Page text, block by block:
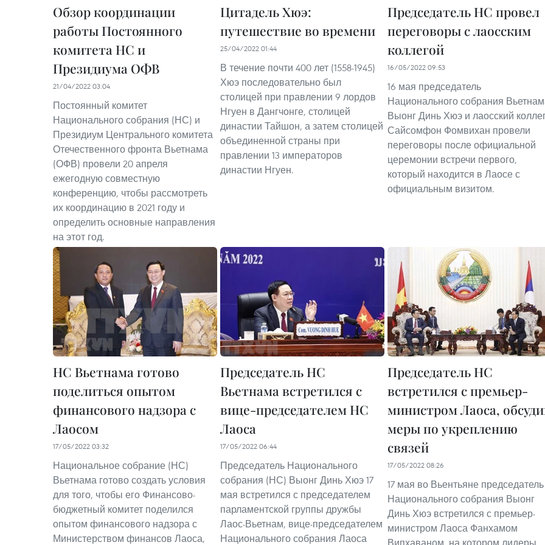
Обзор координации
работы Постоянного
комитета НС и
Президиума ОФВ
21/04/2022 03:04
Постоянный комитет
Национального собрания (НС) и
Президиум Центрального комитета
Отечественного фронта Вьетнама
(ОФВ) провели 20 апреля
ежегодную совместную
конференцию, чтобы рассмотреть
их координацию в 2021 году и
определить основные направления
на этот год.
Цитадель Хюэ:
путешествие во времени
25/04/2022 01:44
В течение почти 400 лет (1558-1945)
Хюэ последовательно был
столицей при правлении 9 лордов
Нгуен в Дангчонге, столицей
династии Тайшон, а затем столицей
объединенной страны при
правлении 13 императоров
династии Нгуен.
Председатель НС провел
переговоры с лаосским
коллегой
16/05/2022 09:53
16 мая председатель
Национального собрания
Выонг Динь Хюэ и лаосский
Сайсомфон Фомвихан провели
переговоры после официальной
церемонии встречи первого,
который находится в Лаосе с
официальным визитом.
НС Вьетнама готово
поделиться опытом
финансового надзора с
Лаосом
17/05/2022 03:32
Национальное собрание (НС)
Вьетнама готово создать условия
для того, чтобы его Финансово-
бюджетный комитет поделился
опытом финансового надзора с
Министерством финансов Лаоса,
Председатель НС
Вьетнама встретился с
вице-председателем НС
Лаоса
17/05/2022 06:44
Председатель Национального
собрания (НС) Выонг Динь Хюэ 17
мая встретился с председателем
парламентской группы дружбы
Лаос-Вьетнам, вице-председателем
Национального собрания Лаоса
Председатель НС
встретился с премьер-
министром Лаоса,
меры по укреплению
связей
17/05/2022 08:26
17 мая во Вьентьяне председатель
Национального собрания Выонг
Динь Хюэ встретился с премьер-
министром Лаоса Фанхамом
Випхаваном, на котором лидеры